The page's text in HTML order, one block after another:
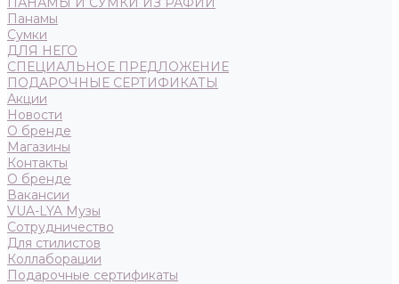
Панамы
Сумки
ДЛЯ НЕГО
СПЕЦИАЛЬНОЕ ПРЕДЛОЖЕНИЕ
ПОДАРОЧНЫЕ СЕРТИФИКАТЫ
Акции
Новости
О бренде
Магазины
Контакты
О бренде
Вакансии
VUA-LYA Музы
Сотрудничество
Для стилистов
Коллаборации
Подарочные сертификаты